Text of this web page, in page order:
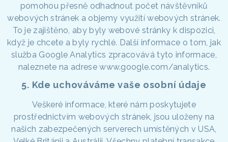
pomohou přesně odhadnout počet návštěvníků
webových stránek a objemy využití webových stránek.
To je zajištěno, aby byly webové stránky k dispozici,
když je chcete a byly rychlé. Další informace o tom, jak
služba Google Analytics zpracovává tyto informace,
naleznete na adrese www.google.com/analytics.
5. Kde uchováváme vaše osobní údaje
Veškeré informace, které nám poskytujete
prostřednictvím webových stránek, jsou uloženy na
našich zabezpečených serverech umístěných v USA,